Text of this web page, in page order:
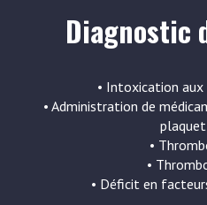
Diagnostic
• Intoxication
• Administration de
•
•
• Déficit en